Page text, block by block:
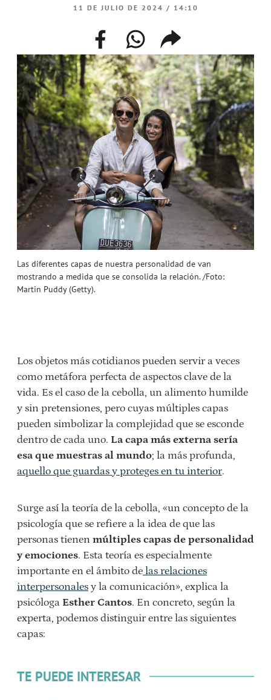
Las diferentes capas de nuestra personalidad de van
mostrando a medida que se consolida la relación. /Foto:
Martin Puddy (Getty).
11 DE JULIO DE 2024 / 14:10
facebookwhatsappcompartir
enlace
Los objetos más cotidianos pueden servir a veces
como metáfora perfecta de aspectos clave de la
vida. Es el caso de la cebolla, un alimento humilde
y sin pretensiones, pero cuyas múltiples capas
pueden simbolizar la complejidad que se esconde
dentro de cada uno. La capa más externa sería
esa que muestras al mundo; la más profunda,
aquello que guardas y proteges en tu interior.
Surge así la teoría de la cebolla, «un concepto de la
psicología que se refiere a la idea de que las
personas tienen múltiples capas de personalidad
y emociones. Esta teoría es especialmente
importante en el ámbito de las relaciones
interpersonales y la comunicación», explica la
psicóloga Esther Cantos. En concreto, según la
experta, podemos distinguir entre las siguientes
capas:
TE PUEDE INTERESAR